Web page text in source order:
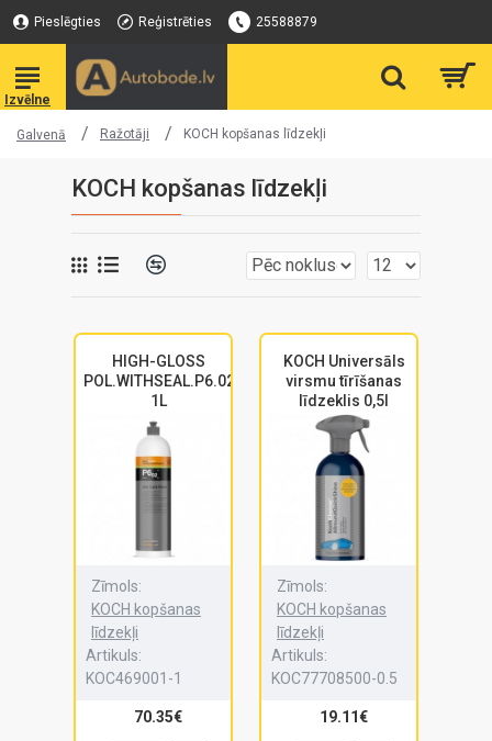
Pieslēgties Reģistrēties 25588879
Galvenā Ražotāji KOCH kopšanas līdzekļi
KOCH kopšanas līdzekļi
HIGH-GLOSS
POL.WITHSEAL.P6.02
1L
Zīmols:
KOCH kopšanas
līdzekļi
Artikuls:
KOC469001-1
70.35€
KOCH Universāls
virsmu tīrīšanas
līdzeklis 0,5l
Zīmols:
KOCH kopšanas
līdzekļi
Artikuls:
KOC77708500-0.5
19.11€